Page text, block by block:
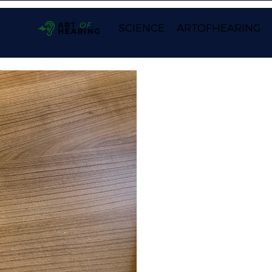
SCIENCE ARTOFHEARING